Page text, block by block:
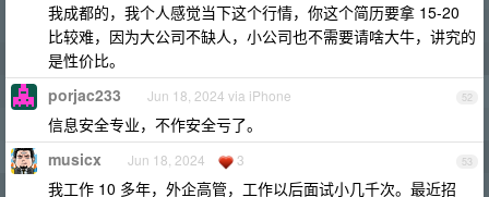
我成都的，我个人感觉当下这个行情，你这个简历要拿 15-20
比较难，因为大公司不缺人，小公司也不需要请啥大牛，讲究的
是性价比。
52
porjac233 Jun 18, 2024 via iPhone
信息安全专业，不作安全亏了。
53
musicx Jun 18, 2024 3
我工作 10 多年，外企高管，工作以后面试小几千次。最近招